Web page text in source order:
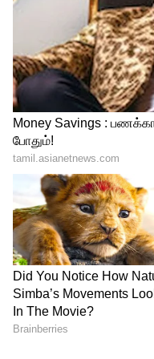
Kolkata Knight
Final
சன்ரைசர்ஸ் ஹைதராபாத்:
டிராவிஸ் ஹெட், அபிஷேக்
கிளாசென் (விக்கெட் கீப்பர்),
ஷாபாஸ் அகமது, பேட்
ஜெயதேவ் உனத்கட், டி
5